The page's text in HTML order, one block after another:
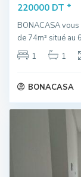
220000 DT *
BONACASA
de 74m² situé au
1
1
BONACASA